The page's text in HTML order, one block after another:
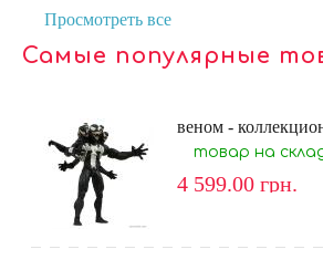
Просмотреть все
Самые популярные
веном -
товар на
4 599.00 грн.